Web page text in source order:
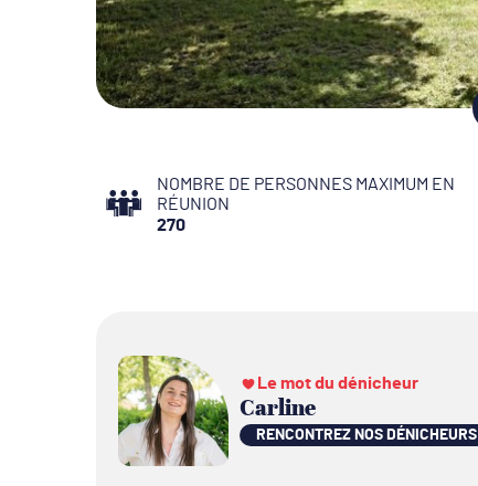
NOMBRE DE PERSONNES MAXIMUM EN
RÉUNION
270
Le mot du dénicheur
Carline
RENCONTREZ NOS DÉNICHEURS